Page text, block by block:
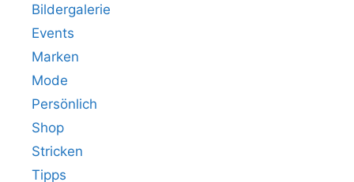
Bildergalerie
Events
Marken
Mode
Persönlich
Shop
Stricken
Tipps